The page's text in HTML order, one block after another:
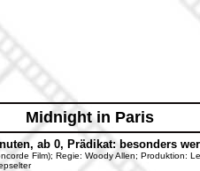
Midnight in Paris
ab 0, Prädikat: besonders
Film); Regie: Woody Allen; Produktion: